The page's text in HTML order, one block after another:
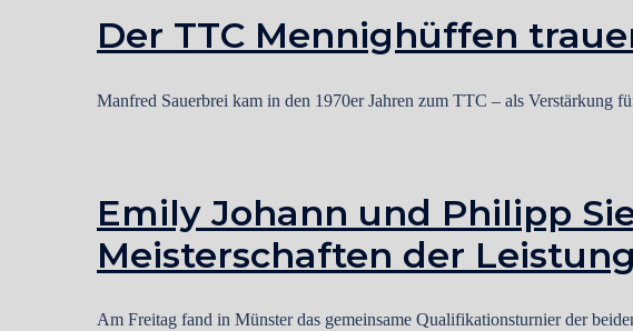
Der TTC Mennighüffen
Manfred Sauerbrei kam in den 1970er Jahren zum TTC – als
Emily Johann und Philipp
Meisterschaften der
Am Freitag fand in Münster das gemeinsame Qualifikationsturnier der